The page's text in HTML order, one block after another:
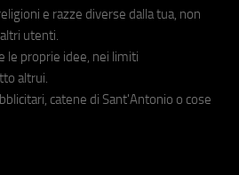
e razze diverse dalla tua, non
utenti.
le proprie idee, nei limiti
altrui.
catene di Sant'Antonio o cose